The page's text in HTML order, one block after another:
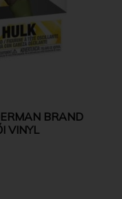
BRAND
VINYL